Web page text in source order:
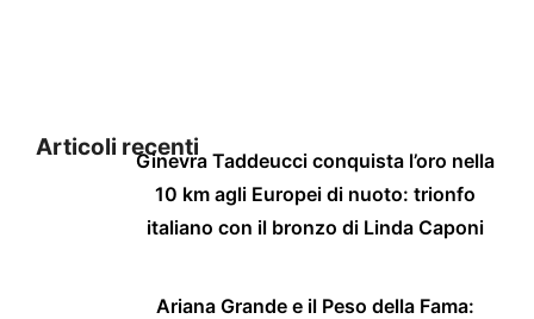
Articoli recentiGinevra Taddeucci conquista l’oro nella
10 km agli Europei di nuoto: trionfo
italiano con il bronzo di Linda Caponi
Ariana Grande e il Peso della Fama: